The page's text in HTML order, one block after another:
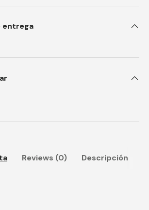
entrega
Reviews (0) Descripción